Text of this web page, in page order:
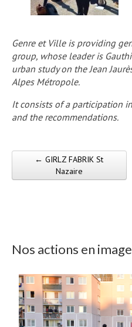
Genre et Ville is providing
group, whose leader is
urban study on the Jean
Alpes Métropole.
It consists of a participation
and the recommendations.
Post navigation
← GIRLZ FABRIK St
Nazaire
Nos actions en